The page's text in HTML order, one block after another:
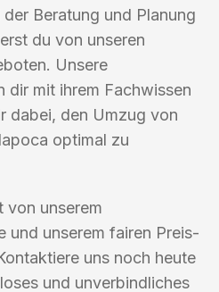
Beratung und Planung
du von unseren
Unsere
dir mit ihrem Fachwissen
dabei, den Umzug von
optimal zu
von unserem
und unserem fairen Preis-
uns noch heute
und unverbindliches